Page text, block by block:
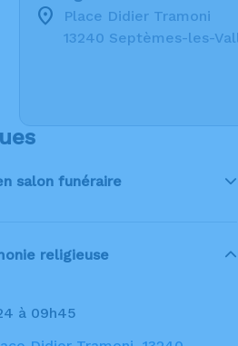
Place Didier Tramoni
13240 Septèmes-les-
salon funéraire
religieuse
à 09h45